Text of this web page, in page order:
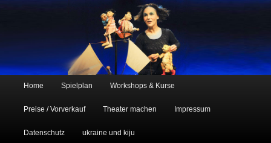
Zum primären Inhalt springen
Zum sekundären Inhalt springen
Home Spielplan Workshops & Kurse
Preise / Vorverkauf Theater machen Impressum
Datenschutz ukraine und kiju